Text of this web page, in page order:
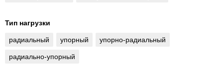
Тип нагрузки
радиальный упорный упорно-радиальный
радиально-упорный